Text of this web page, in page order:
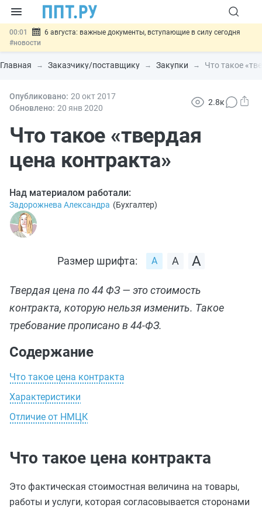
00:01
6 августа: важные документы, вступающие в силу сегодня
#новости
05.08 Обновили сообщения НПФ о договорах НПО и долгосрочных
сбережений#новости
05.08 Систему страхования вкладов распространили на электронные
кошельки#новости
#новости
Главная Заказчику/поставщику Закупки Что такое
Опубликовано: 20 окт2017
Обновлено: 20 янв2020
2.8к
Что такое «твердая
цена контракта»
Над материалом работали:
Задорожнева Александра (Бухгалтер)
Размер шрифта:
Твердая цена по 44 ФЗ — это стоимость
контракта, которую нельзя изменить. Такое
требование прописано в 44-ФЗ.
Содержание
Что такое цена контракта
Характеристики
Отличие от НМЦК
Что такое цена контракта
Это фактическая стоимостная величина на товары,
работы и услуги, которая согласовывается сторонами